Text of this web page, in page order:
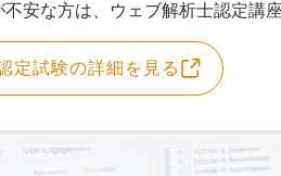
安な方は、ウェブ解析士認定講
定試験の詳細を見る